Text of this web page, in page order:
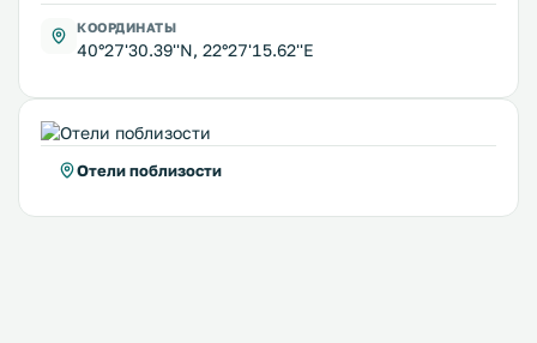
КООРДИНАТЫ
40°27'30.39''N, 22°27'15.62''E
Отели поблизости